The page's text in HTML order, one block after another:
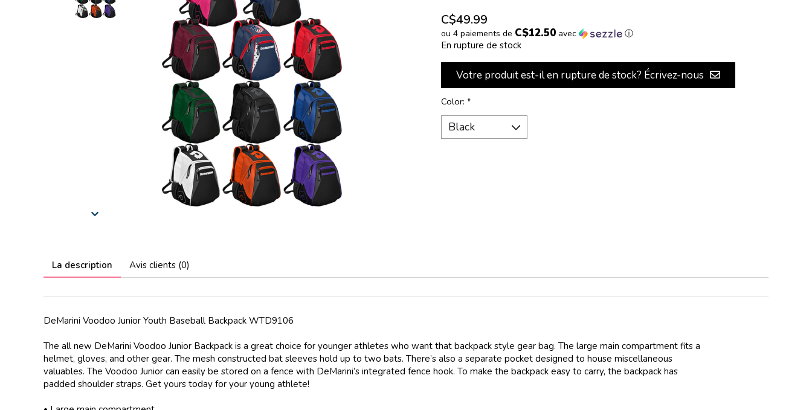
C$49.99
ou 4 paiements de C$12.50avec ⓘ
En rupture de stock
Votre produit est-il en rupture de stock? Écrivez-nous
Color: *
La description Avis clients (0)
DeMarini Voodoo Junior Youth Baseball Backpack WTD9106
The all new DeMarini Voodoo Junior Backpack is a great choice for younger athletes who want that backpack style gear bag. The large main compartment fits a
helmet, gloves, and other gear. The mesh constructed bat sleeves hold up to two bats. There’s also a separate pocket designed to house miscellaneous
valuables. The Voodoo Junior can easily be stored on a fence with DeMarini’s integrated fence hook. To make the backpack easy to carry, the backpack has
padded shoulder straps. Get yours today for your young athlete!